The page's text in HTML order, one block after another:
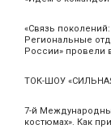
«Связь
Региональные
России» провели
ТОК-ШОУ
7-й
костюмах». Как